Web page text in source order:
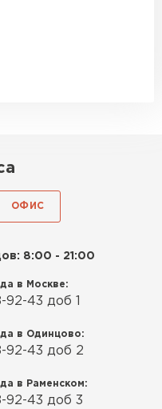
ОФИС
8:00 - 21:00
в Москве:
92-43 доб 1
в Одинцово:
92-43 доб 2
в Раменском:
92-43 доб 3